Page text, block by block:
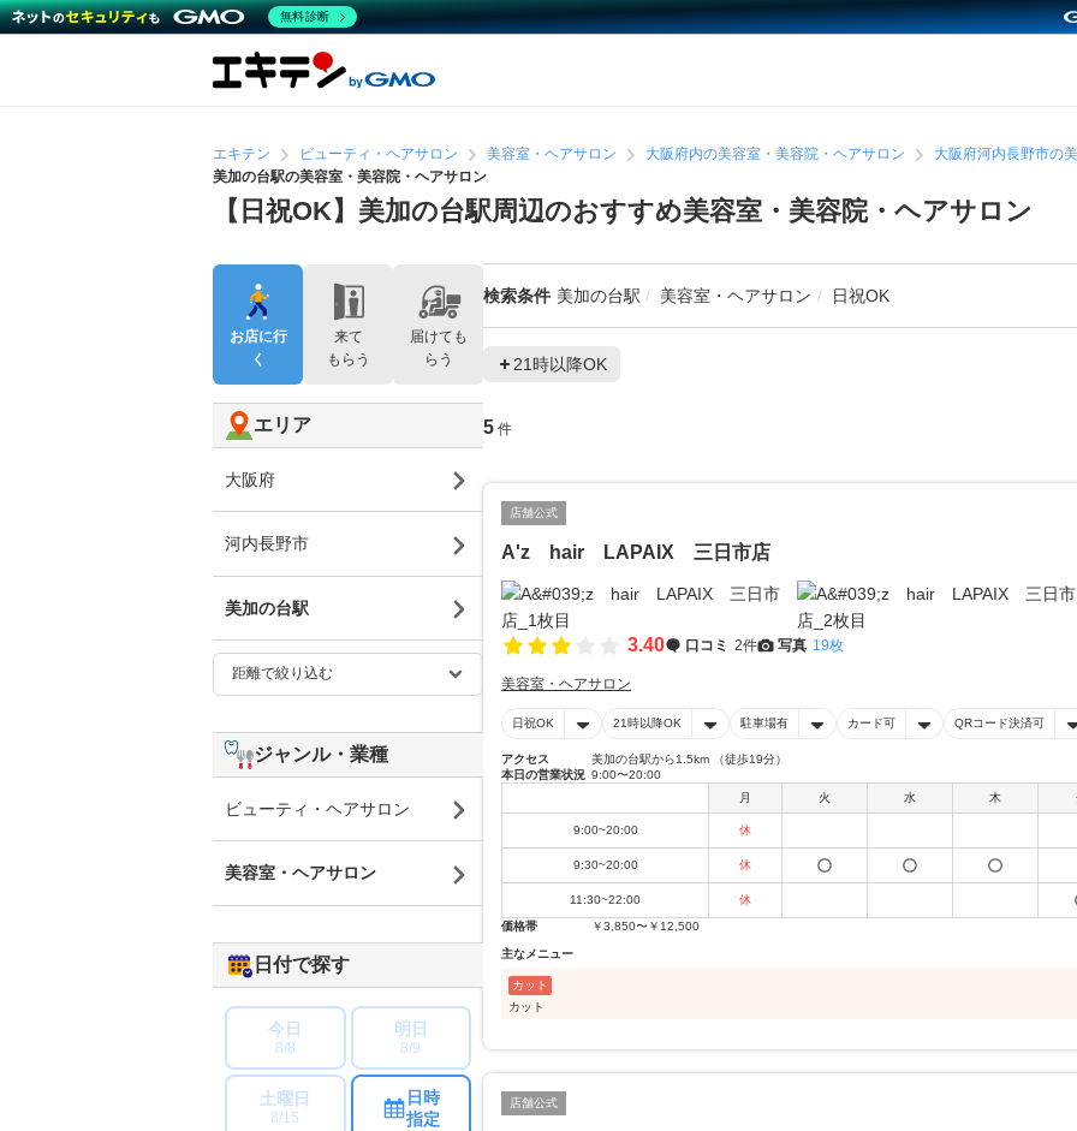
エキテン ビューティ・ヘアサロン 美容室・ヘアサロン 大阪府内の美容室・美容院・ヘアサロン
大阪府河内長野市の
美加の台駅の美容室・美容院・ヘアサロン
【日祝OK】美加の台駅周辺のおすすめ美容室・美容院・ヘアサロン
検索条件 美加の台駅 美容室・ヘアサロン 日祝OK
21時以降OK
5 件
店舗公式
A'z hair LAPAIX 三日市店
3.40 口コミ 2件 写真 19枚
美容室・ヘアサロン
日祝OK 21時以降OK 駐車場有 カード可 QRコード決済可
アクセス
美加の台駅から1.5km （徒歩19分）
本日の営業状況 9:00〜20:00
月
火 水 木
9:00~20:00 休
9:30~20:00 休
11:30~22:00
休
価格帯
￥3,850〜￥12,500
主なメニュー
カット
カット
店舗公式
お店に行
く
来て
もらう
届けても
らう
エリア
大阪府
河内長野市
美加の台駅
ジャンル・業種
ビューティ・ヘアサロン
美容室・ヘアサロン
日付で探す
今日
8/8
明日
8/9
土曜日
8/15
日時
指定
無料診断